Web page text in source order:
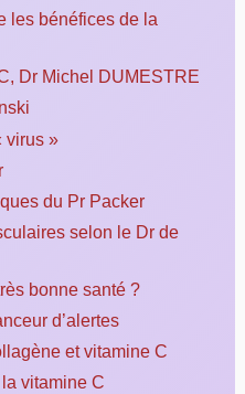
les bénéfices de la
Dr Michel DUMESTRE
virus »
du Pr Packer
selon le Dr de
bonne santé ?
d’alertes
et vitamine C
vitamine C